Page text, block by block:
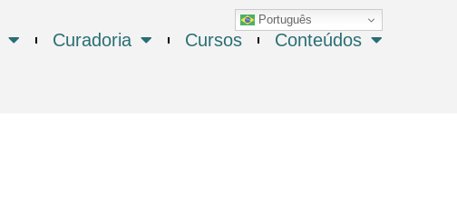
Português
Curadoria Cursos Conteúdos